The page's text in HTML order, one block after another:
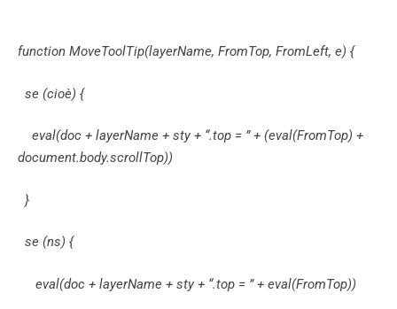
function MoveToolTip(layerName, FromTop, FromLeft, e) {
se (cioè) {
eval(doc + layerName + sty + “.top = ” + (eval(FromTop) +
document.body.scrollTop))
}
se (ns) {
eval(doc + layerName + sty + “.top = ” + eval(FromTop))